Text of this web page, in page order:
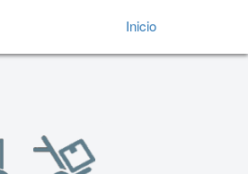
Inicio(current)